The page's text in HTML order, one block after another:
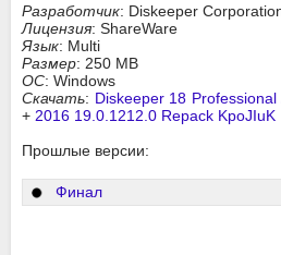
Разработчик: Diskeeper
Лицензия: ShareWare
Язык: Multi
Размер: 250 MB
ОС: Windows
Скачать: Diskeeper 18
+ 2016 19.0.1212.0 Repack KpoJIuK
Прошлые версии:
Финал